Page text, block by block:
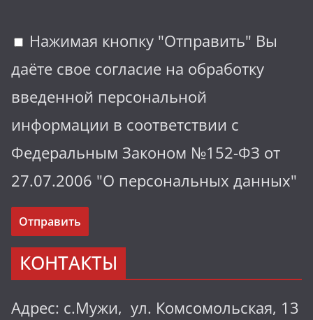
Нажимая кнопку "Отправить" Вы
даёте свое согласие на обработку
введенной персональной
информации в соответствии с
Федеральным Законом №152-ФЗ от
27.07.2006 "О персональных данных"
КОНТАКТЫ
Адрес: с.Мужи, ул. Комсомольская, 13